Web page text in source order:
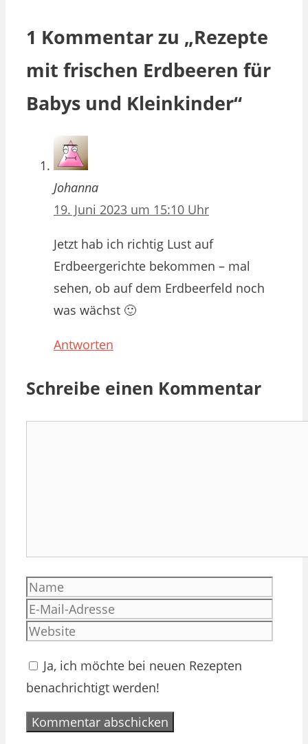
1 Kommentar zu „Rezepte
mit frischen Erdbeeren für
Babys und Kleinkinder“
Johanna
19. Juni 2023 um 15:10 Uhr
Jetzt hab ich richtig Lust auf
Erdbeergerichte bekommen – mal
sehen, ob auf dem Erdbeerfeld noch
was wächst 🙂
Antworten
Schreibe einen Kommentar
Name
Ja, ich möchte bei neuen Rezepten
benachrichtigt werden!